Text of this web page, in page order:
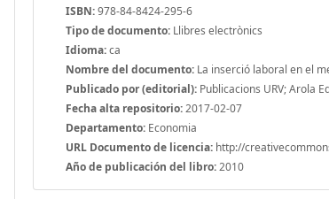
ISBN:978-84-8424-295-6
Tipo de documento: Llibres electrònics
Idioma:ca
Nombre del documento: La inserció laboral en el
Publicado por (editorial): Publicacions URV; Arola
Fecha alta repositorio:2017-02-07
Departamento: Economia
URL Documento de licencia: http://
Año de publicación del libro:2010